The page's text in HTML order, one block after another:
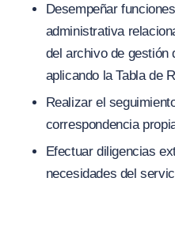
Desempeñar
administrativa
del archivo de gestión
aplicando la Tabla de
Realizar el
correspondencia
Efectuar diligencias
necesidades del